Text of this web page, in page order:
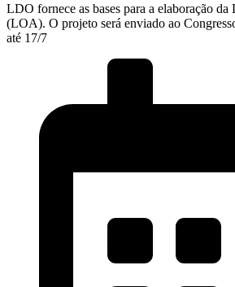
LDO fornece as bases para a elaboração
(LOA). O projeto será enviado ao
até 17/7